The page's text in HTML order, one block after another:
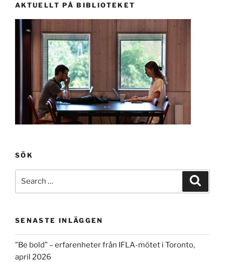
AKTUELLT PÅ BIBLIOTEKET
SÖK
SENASTE INLÄGGEN
”Be bold” – erfarenheter från IFLA-mötet i Toronto,
april 2026